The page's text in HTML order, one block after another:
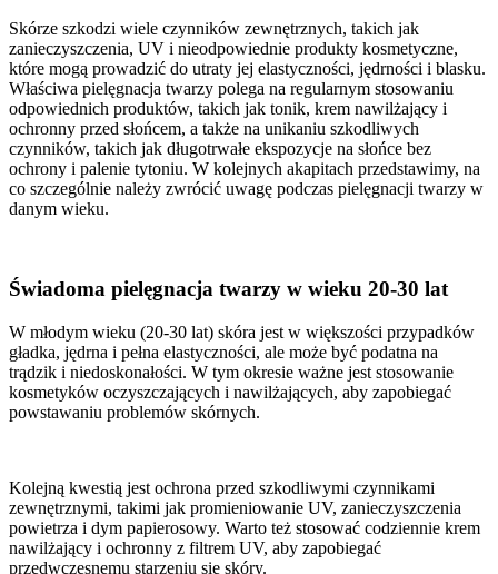
Skórze szkodzi wiele czynników zewnętrznych, takich jak
zanieczyszczenia, UV i nieodpowiednie produkty kosmetyczne,
które mogą prowadzić do utraty jej elastyczności, jędrności i blasku.
Właściwa pielęgnacja twarzy polega na regularnym stosowaniu
odpowiednich produktów, takich jak tonik, krem nawilżający i
ochronny przed słońcem, a także na unikaniu szkodliwych
czynników, takich jak długotrwałe ekspozycje na słońce bez
ochrony i palenie tytoniu. W kolejnych akapitach przedstawimy, na
co szczególnie należy zwrócić uwagę podczas pielęgnacji twarzy w
danym wieku.
Świadoma pielęgnacja twarzy w wieku 20-30 lat
W młodym wieku (20-30 lat) skóra jest w większości przypadków
gładka, jędrna i pełna elastyczności, ale może być podatna na
trądzik i niedoskonałości. W tym okresie ważne jest stosowanie
kosmetyków oczyszczających i nawilżających, aby zapobiegać
powstawaniu problemów skórnych.
Kolejną kwestią jest ochrona przed szkodliwymi czynnikami
zewnętrznymi, takimi jak promieniowanie UV, zanieczyszczenia
powietrza i dym papierosowy. Warto też stosować codziennie krem
nawilżający i ochronny z filtrem UV, aby zapobiegać
przedwczesnemu starzeniu się skóry.